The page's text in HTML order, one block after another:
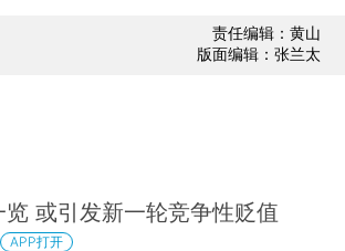
责任编辑：黄山
版面编辑：张兰太
或引发新一轮竞争性贬值
APP打开